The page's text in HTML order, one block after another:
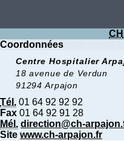
CH
Coordonnées
Centre Hospitalier
18 avenue de Verdun
91294 Arpajon
Tél. 01 64 92 92 92
Fax 01 64 92 91 28
Mél. direction@ch-
Site www.ch-arpajon.fr